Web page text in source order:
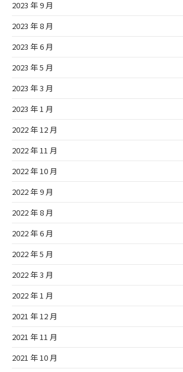
2023 年 9 月
2023 年 8 月
2023 年 6 月
2023 年 5 月
2023 年 3 月
2023 年 1 月
2022 年 12 月
2022 年 11 月
2022 年 10 月
2022 年 9 月
2022 年 8 月
2022 年 6 月
2022 年 5 月
2022 年 3 月
2022 年 1 月
2021 年 12 月
2021 年 11 月
2021 年 10 月